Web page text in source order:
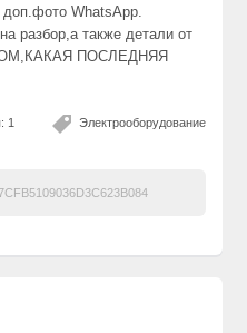
доп.фото WhatsApp.
разбор,а также детали от
ПОСЛЕДНЯЯ
Электрооборудование
1